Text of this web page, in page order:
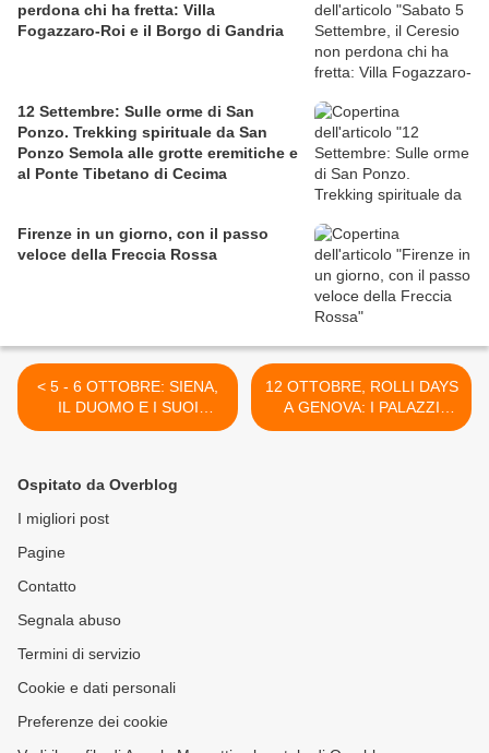
perdona chi ha fretta: Villa
Fogazzaro-Roi e il Borgo di Gandria
12 Settembre: Sulle orme di San
Ponzo. Trekking spirituale da San
Ponzo Semola alle grotte eremitiche e
al Ponte Tibetano di Cecima
Firenze in un giorno, con il passo
veloce della Freccia Rossa
< 5 - 6 OTTOBRE: SIENA,
IL DUOMO E I SUOI
TESORI
12 OTTOBRE, ROLLI DAYS
A GENOVA: I PALAZZI
APERTI >
Ospitato da Overblog
I migliori post
Pagine
Contatto
Segnala abuso
Termini di servizio
Cookie e dati personali
Preferenze dei cookie